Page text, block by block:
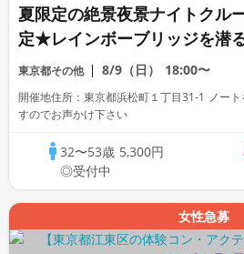
夏限定の絶景夜景ナイトクル
定★レインボーブリッジを潜
旅！水上バスクルージング！
さんぽ散策街コン♪
東京都その他 8/9（日） 18:00〜
開催地住所：東京都浜松町１丁目31-1 ノー
すのでお声かけ下さい
32〜53歳 5,300円
◎受付中
女性急募